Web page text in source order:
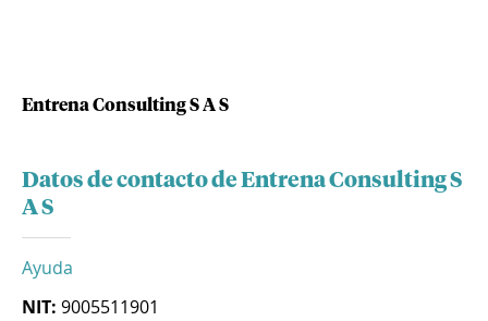
Entrena Consulting S A S
Datos de contacto de Entrena Consulting S
A S
Ayuda
NIT: 9005511901